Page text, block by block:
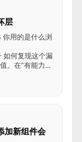
层
用的是什么浏
何复现这个漏
。在“有能力...
加新组件会